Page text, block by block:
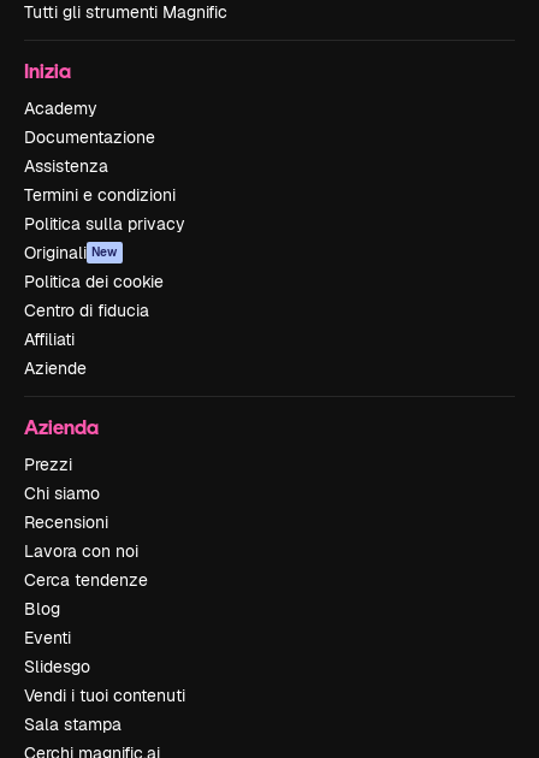
Tutti gli strumenti Magnific
Inizia
Academy
Documentazione
Assistenza
Termini e condizioni
Politica sulla privacy
Originali New
Politica dei cookie
Centro di fiducia
Affiliati
Aziende
Azienda
Prezzi
Chi siamo
Recensioni
Lavora con noi
Cerca tendenze
Blog
Eventi
Slidesgo
Vendi i tuoi contenuti
Sala stampa
Cerchi magnific.ai